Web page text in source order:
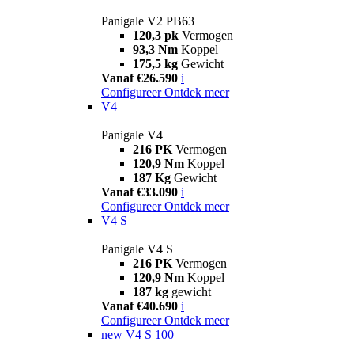
Panigale V2 PB63
120,3 pk Vermogen
93,3 Nm Koppel
175,5 kg Gewicht
Vanaf €26.590 i
Configureer Ontdek meer
V4
Panigale V4
216 PK Vermogen
120,9 Nm Koppel
187 Kg Gewicht
Vanaf €33.090 i
Configureer Ontdek meer
V4 S
Panigale V4 S
216 PK Vermogen
120,9 Nm Koppel
187 kg gewicht
Vanaf €40.690 i
Configureer Ontdek meer
new V4 S 100